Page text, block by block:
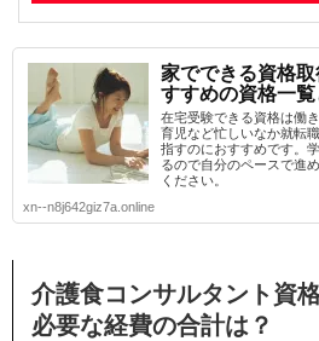
家でできる資格
すすめの資格一
在宅受験できる資格は働
育児など忙しいなか就転
指すのにおすすめです。
るので自分のペースで進
ください。
xn--n8j642giz7a.online
介護食コンサルタント資
必要な経費の合計は？